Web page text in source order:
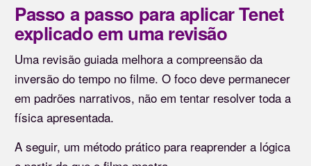
Passo a passo para aplicar Tenet
explicado em uma revisão
Uma revisão guiada melhora a compreensão da
inversão do tempo no filme. O foco deve permanecer
em padrões narrativos, não em tentar resolver toda a
física apresentada.
A seguir, um método prático para reaprender a lógica